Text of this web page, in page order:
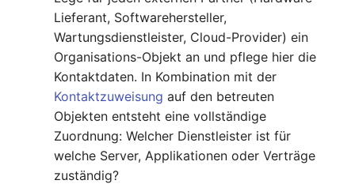
Release Notes 22
Release Notes 1.19
Release Notes 1.18
Release Notes 1.17
Changelog 22
Changelog 21
Changelog 20
Changelogs 1.19.x
FC-Switch
Flugzeug
Gebäude
IP Address Management
Kabel-Patches und -wege
Komplexe Reports
Passwörter verwalten
Maintenance
Nagios
OCS Inventory NG
Relocate-CI
Report Views
Signal-Slot System
DIY Daten-Import
Dashboard Widget
Lieferant, Softwarehersteller,
Wartungsdienstleister, Cloud-Provider) ein
Organisations-Objekt an und pflege hier die
Kontaktdaten. In Kombination mit der
Kontaktzuweisung auf den betreuten
Objekten entsteht eine vollständige
Zuordnung: Welcher Dienstleister ist für
welche Server, Applikationen oder Verträge
zuständig?